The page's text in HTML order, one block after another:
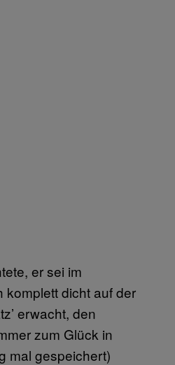
er sei im
komplett dicht auf der
erwacht, den
zum Glück in
mal gespeichert)